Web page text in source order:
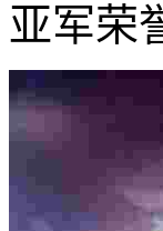
亚军荣